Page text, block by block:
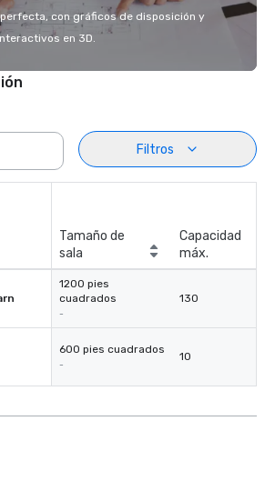
con gráficos de disposición y
en 3D.
Filtros
Tamaño de
sala
Capacidad
máx.
1200 pies
cuadrados
-
130
600 pies cuadrados
-
10